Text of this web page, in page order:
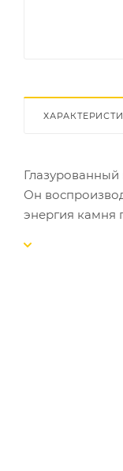
Он
энергия камня